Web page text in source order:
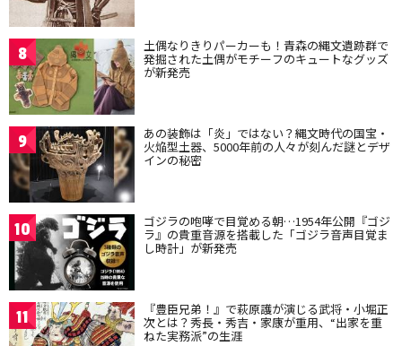
8 土偶なりきりパーカーも！青森の縄文遺跡群で
発掘された土偶がモチーフのキュートなグッズ
が新発売
9 あの装飾は「炎」ではない？縄文時代の国宝・
火焔型土器、5000年前の人々が刻んだ謎とデザ
インの秘密
10 ゴジラの咆哮で目覚める朝…1954年公開『ゴジ
ラ』の貴重音源を搭載した「ゴジラ音声目覚ま
し時計」が新発売
11 『豊臣兄弟！』で萩原護が演じる武将・小堀正
次とは？秀長・秀吉・家康が重用、“出家を重
ねた実務派”の生涯